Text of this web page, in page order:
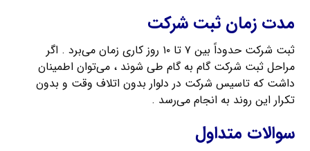
مدت زمان ثبت شرکت
ثبت شرکت حدوداً بین ۷ تا ۱۰ روز کاری زمان می‌برد . اگر
مراحل ثبت شرکت گام به گام طی شوند ، می‌توان اطمینان
داشت که تاسیس شرکت در دلوار بدون اتلاف وقت و بدون
تکرار این روند به انجام می‌رسد .
سوالات متداول